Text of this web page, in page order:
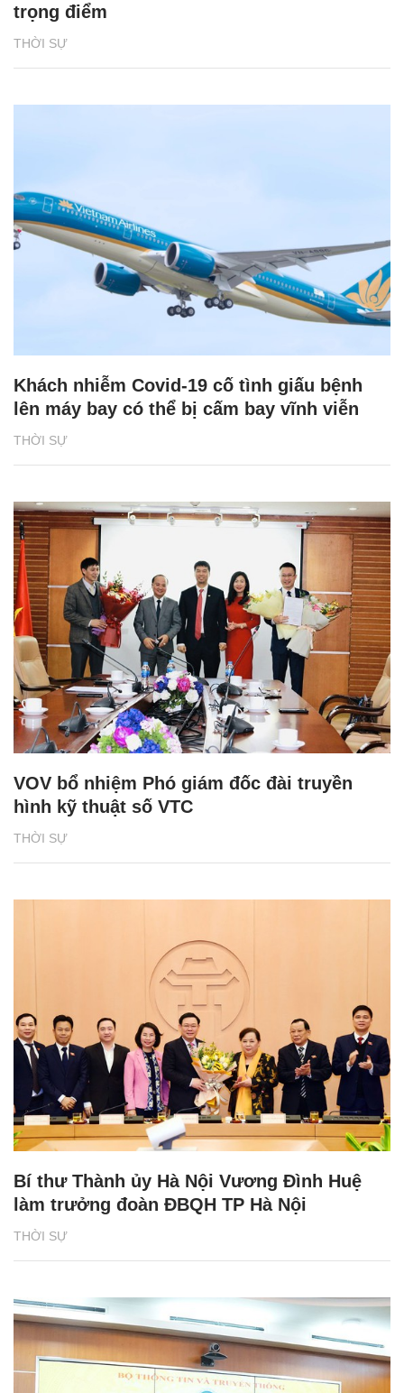
THỜI SỰ
trọng điểm
THỜI SỰ
Khách nhiễm Covid-19 cố tình giấu bệnh
lên máy bay có thể bị cấm bay vĩnh viễn
THỜI SỰ
VOV bổ nhiệm Phó giám đốc đài truyền
hình kỹ thuật số VTC
THỜI SỰ
Bí thư Thành ủy Hà Nội Vương Đình Huệ
làm trưởng đoàn ĐBQH TP Hà Nội